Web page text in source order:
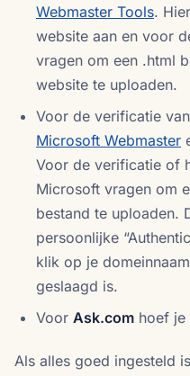
Webmaster Tools.
website aan en voor
vragen om een .html
website te uploaden.
Voor de verificatie van
Microsoft Webmaster
Voor de verificatie of
Microsoft vragen om
bestand te uploaden.
persoonlijke
klik op je
geslaagd is.
Voor Ask.com hoef je
Als alles goed ingesteld